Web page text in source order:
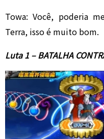
Towa: Você, poderia
Terra, isso é muito bom.
Luta 1 – BATALHA